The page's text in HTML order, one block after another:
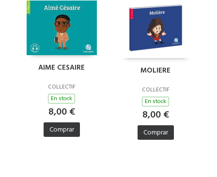
AIME CESAIRE
COLLECTIF
En stock
8,00 €
Comprar
MOLIERE
COLLECTIF
En stock
8,00 €
Comprar